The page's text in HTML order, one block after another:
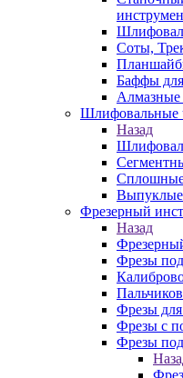
Соты,
Баффы
Шлифовальные
Назад
Выпуклые
Фрезерный
Назад
Фрезы
Фрезы
Фрезы с
Фрезы